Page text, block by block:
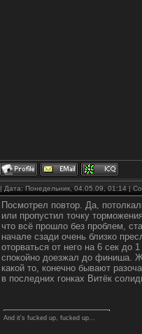
| Дата: Понедельник, 04.05.09, 01:14 |
Посмотрел повтор. Да,
или пропустил точку
что всё прошло без проблем,
начале сзади очень близко
оторваться от него на 6 сек до
спокойно доезжал до финиша.
какой то, конечно бывают
в последних гонках Витёк
And it's fucked up, fucked up...